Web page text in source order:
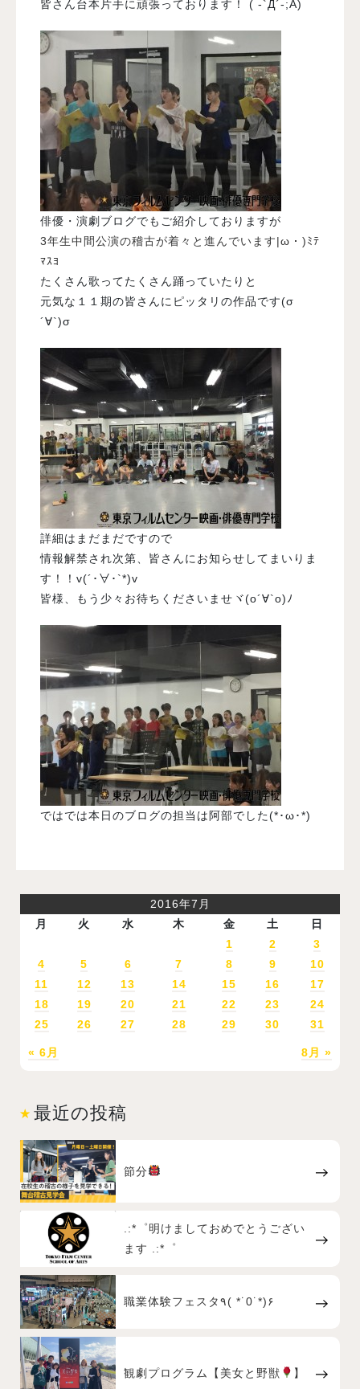
皆さん台本片手に頑張っております！ ( -`Д´-;A)
俳優・演劇ブログでもご紹介しておりますが
3年生中間公演の稽古が着々と進んでいます|ω・)ﾐﾃ
ﾏｽﾖ
たくさん歌ってたくさん踊っていたりと
元気な１１期の皆さんにピッタリの作品です(σ
´∀`)σ
詳細はまだまだですので
情報解禁され次第、皆さんにお知らせしてまいりま
す！！v(´･∀･`*)v
皆様、もう少々お待ちくださいませヾ(o´∀`o)ﾉ
ではでは本日のブログの担当は阿部でした(*･ω･*)
2016年7月
月
火 水 木 金 土 日
« 6月 8月 »
1 2
3
4
5 6 7 8 9
10
11
12 13 14 15 16
17
18
19 20 21 22 23
24
25
26 27 28 29 30 31
最近の投稿
節分
.:*゜明けましておめでとうござい
ます .:*゜
職業体験フェスタ٩( *˙0˙*)۶
観劇プログラム【美女と野獣 】